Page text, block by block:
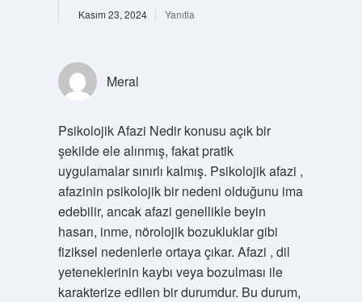
Kasım 23, 2024 Yanıtla
Meral
Psikolojik Afazi Nedir konusu açık bir
şekilde ele alınmış, fakat pratik
uygulamalar sınırlı kalmış. Psikolojik afazi ,
afazinin psikolojik bir nedeni olduğunu ima
edebilir, ancak afazi genellikle beyin
hasarı, inme, nörolojik bozukluklar gibi
fiziksel nedenlerle ortaya çıkar. Afazi , dil
yeteneklerinin kaybı veya bozulması ile
karakterize edilen bir durumdur. Bu durum,